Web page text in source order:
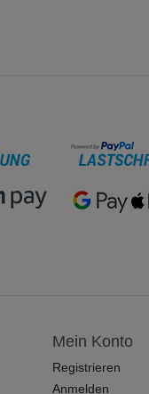
Mein Konto
Registrieren
Anmelden